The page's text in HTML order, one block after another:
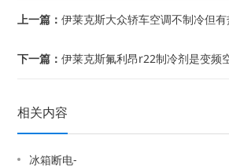
上一篇：伊莱克斯大众轿车空调不制冷但有热风_2，伊莱克斯大众捷
下一篇：伊莱克斯氟利昂r22制冷剂是变频空调的制冷剂吗-_12-
相关内容
冰箱断电-